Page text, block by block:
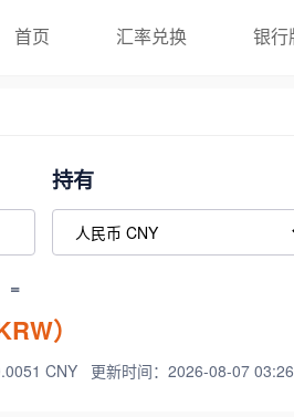
首页 汇率兑换 银行
持有
=
）
CNY 更新时间：2026-08-07